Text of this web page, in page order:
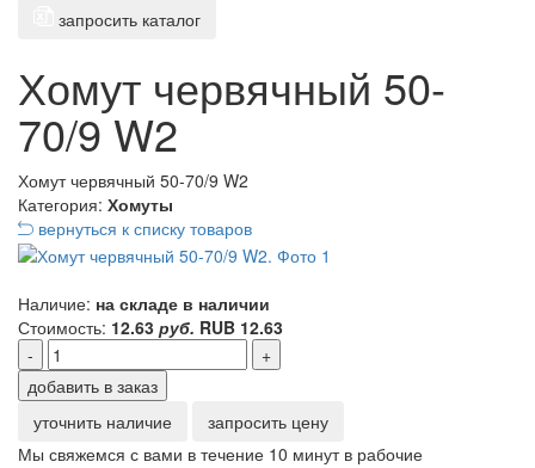
запросить каталог
Хомут червячный 50-
70/9 W2
Хомут червячный 50-70/9 W2
Категория: Хомуты
вернуться к списку товаров
Наличие: на складе в наличии
Стоимость: 12.63 руб. RUB 12.63
-
+
добавить в заказ
уточнить наличие
запросить цену
Мы свяжемся с вами в течение 10 минут в рабочие